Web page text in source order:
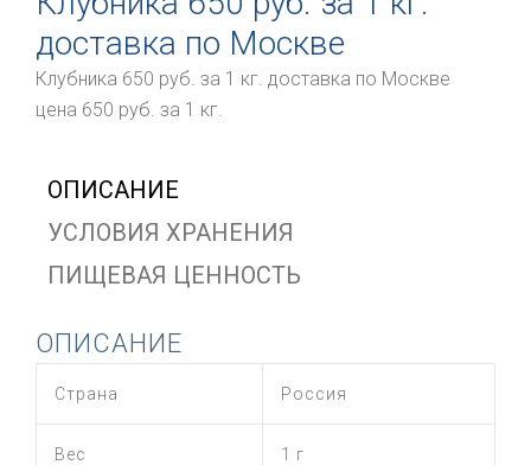
доставка по Москве
Клубника 650 руб. за 1 кг. доставка по Москве
цена 650 руб. за 1 кг.
ОПИСАНИЕ
УСЛОВИЯ ХРАНЕНИЯ
ПИЩЕВАЯ ЦЕННОСТЬ
ОПИСАНИЕ
Страна Россия
Вес 1 г